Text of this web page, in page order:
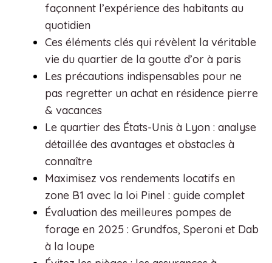
façonnent l’expérience des habitants au
quotidien
Ces éléments clés qui révèlent la véritable
vie du quartier de la goutte d’or à paris
Les précautions indispensables pour ne
pas regretter un achat en résidence pierre
& vacances
Le quartier des États-Unis à Lyon : analyse
détaillée des avantages et obstacles à
connaître
Maximisez vos rendements locatifs en
zone B1 avec la loi Pinel : guide complet
Évaluation des meilleures pompes de
forage en 2025 : Grundfos, Speroni et Dab
à la loupe